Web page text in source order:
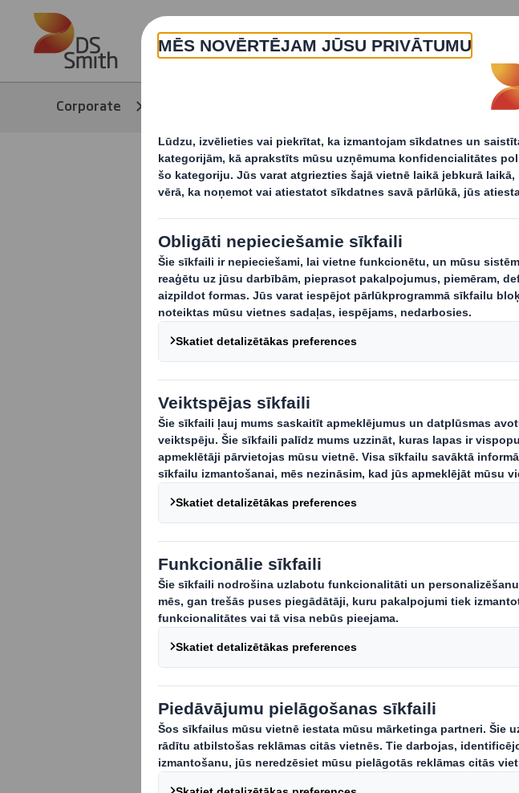
Skip to main content
Corporate Vai jūraszāles varētu
Vai jūraszāles
šķiedru avotu
ražošanā?
Uzņēmumā DS Smith mēs
izmantot kā izejvielu papīram
gan klientu, gan patērētāju
precēm.
iepakojumu tīklā kā alternatīvu
pētīt jūraszāļu potenciālu, jo tās varētu
- tās varētu izmantot kā
iepakojumu, kas tiek izmantots dažādu